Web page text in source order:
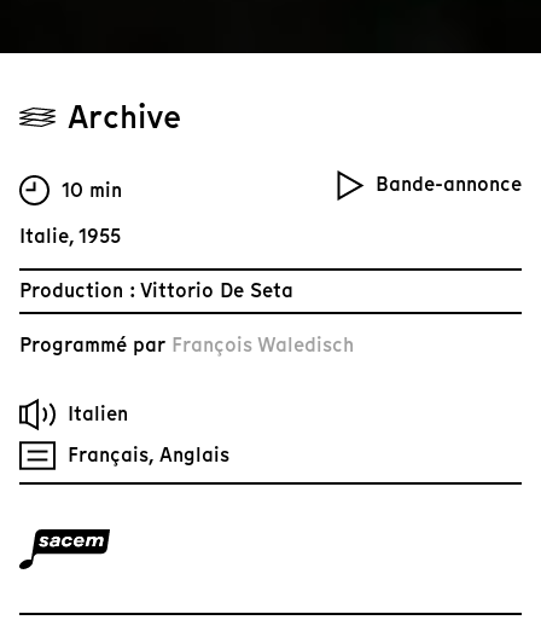
Archive
Bande-annonce
10 min
Italie, 1955
Production : Vittorio De Seta
Programmé par François Waledisch
Italien
Français, Anglais